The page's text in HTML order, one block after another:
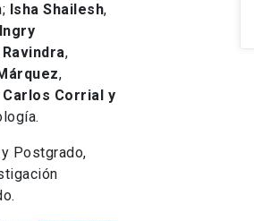
Isha Shailesh,
Ingry
Ravindra,
,
Carlos Corrial y
Postgrado,